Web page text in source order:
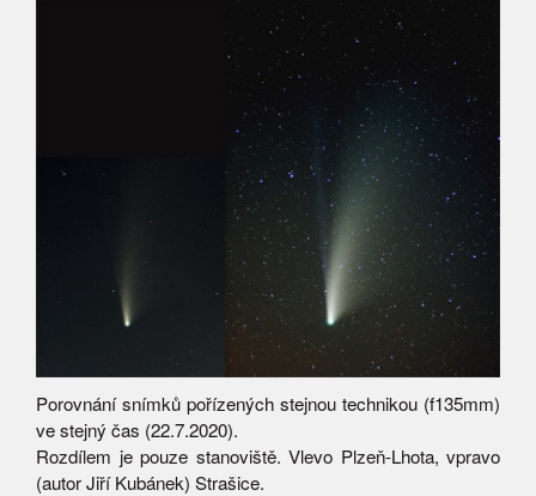
Porovnání snímků pořízených stejnou technikou (f135mm)
ve stejný čas (22.7.2020).
Rozdílem je pouze stanoviště. Vlevo Plzeň-Lhota, vpravo
(autor Jiří Kubánek) Strašice.